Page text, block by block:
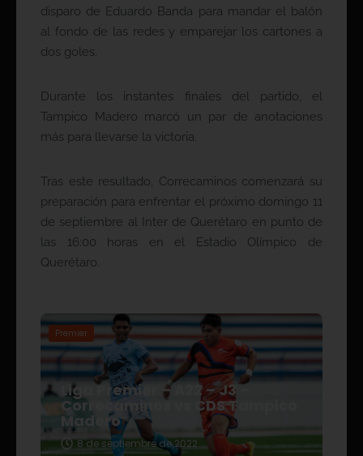
disparo de Eduardo Banda para mandar el balón
al fondo de las redes y emparejar los cartones a
dos goles.
Durante los instantes finales del partido, el
Tampico Madero marcó un par de anotaciones
más para llevarse la victoria.
Tras este resultado, Correcaminos comenzará su
preparación para enfrentar el próximo domingo 11
de septiembre al Inter de Querétaro en punto de
las 16:00 horas en el Estadio Olímpico de
Querétaro.
Premier
Liga Premier – A22 – J3 –
Correcaminos vs CDS Tampico
Madero
8 de septiembre de 2022